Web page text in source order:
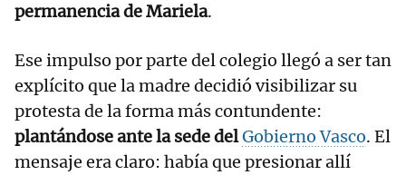
permanencia de Mariela.
Ese impulso por parte del colegio llegó a ser tan
explícito que la madre decidió visibilizar su
protesta de la forma más contundente:
plantándose ante la sede delGobierno Vasco. El
mensaje era claro: había que presionar allí